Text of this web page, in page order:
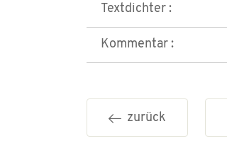
Textdichter :
Kommentar :
zurück